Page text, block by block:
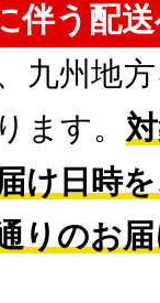
伴う配
九州地
ます。
け日時
りのお